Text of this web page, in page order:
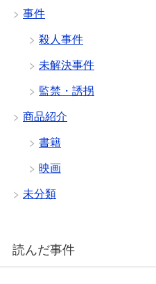
事件
殺人事件
未解決事件
監禁・誘拐
商品紹介
書籍
映画
未分類
読んだ事件